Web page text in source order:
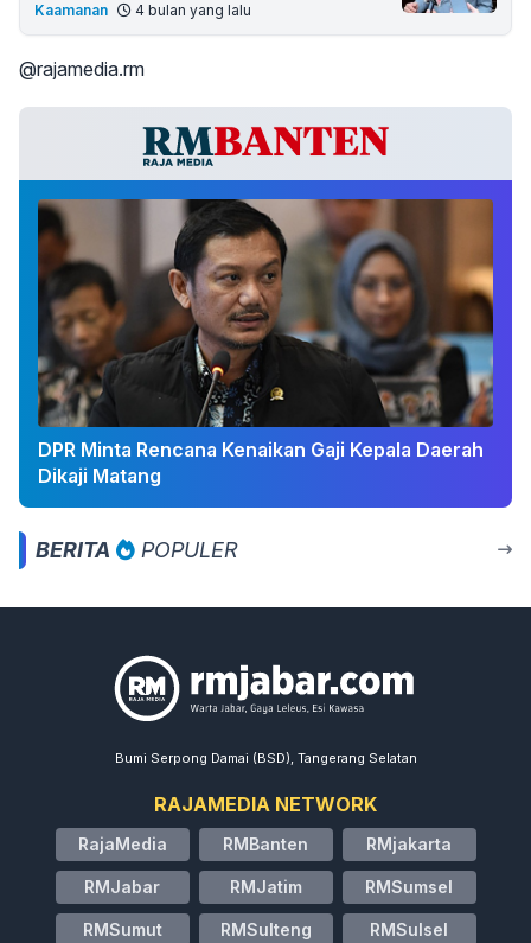
Kaamanan 4 bulan yang lalu
@rajamedia.rm
DPR Minta Rencana Kenaikan Gaji Kepala Daerah
Dikaji Matang
BERITA POPULER
Bumi Serpong Damai (BSD), Tangerang Selatan
RAJAMEDIA NETWORK
RajaMedia RMBanten RMjakarta
RMJabar RMJatim RMSumsel
RMSumut RMSulteng RMSulsel